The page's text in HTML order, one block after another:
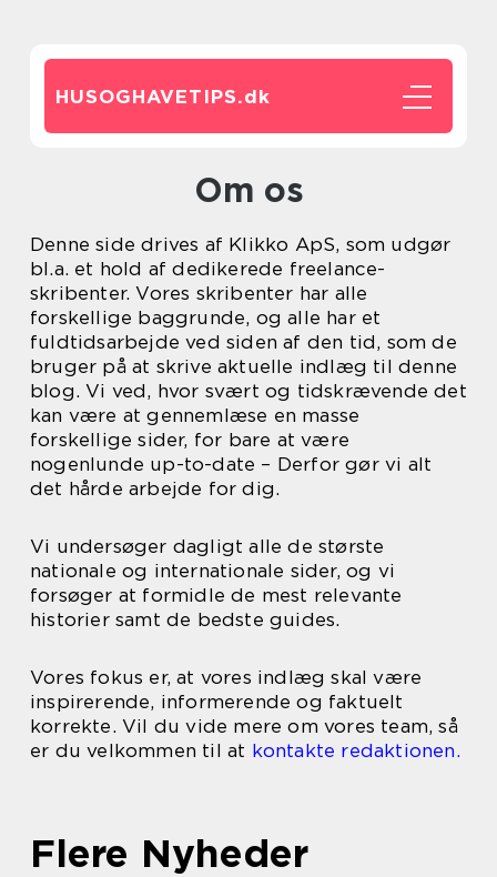
HUSOGHAVETIPS.dk
Om os
Denne side drives af Klikko ApS, som udgør
bl.a. et hold af dedikerede freelance-
skribenter. Vores skribenter har alle
forskellige baggrunde, og alle har et
fuldtidsarbejde ved siden af den tid, som de
bruger på at skrive aktuelle indlæg til denne
blog. Vi ved, hvor svært og tidskrævende det
kan være at gennemlæse en masse
forskellige sider, for bare at være
nogenlunde up-to-date – Derfor gør vi alt
det hårde arbejde for dig.
Vi undersøger dagligt alle de største
nationale og internationale sider, og vi
forsøger at formidle de mest relevante
historier samt de bedste guides.
Vores fokus er, at vores indlæg skal være
inspirerende, informerende og faktuelt
korrekte. Vil du vide mere om vores team, så
er du velkommen til at kontakte redaktionen.
Flere Nyheder